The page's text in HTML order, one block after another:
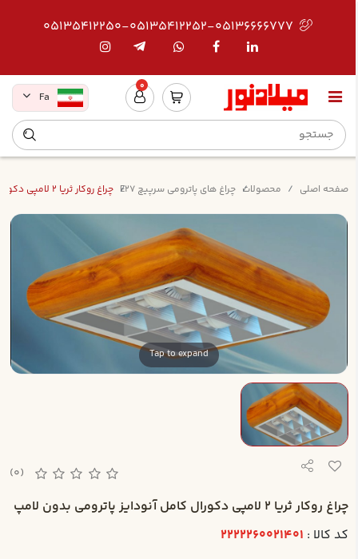
05135412250-05135412252-05136666777
0
Fa
صفحه اصلی محصولات چراغ های پاترومی سرپیچ E27 چراغ روکار ثريا 2 لامپي دکورال کامل آنودايز پاترومي بدون لامپ
Tap to expand
(0)
چراغ روکار ثريا 2 لامپي دکورال کامل آنودايز پاترومي بدون لامپ
کد کالا : 2222260021401